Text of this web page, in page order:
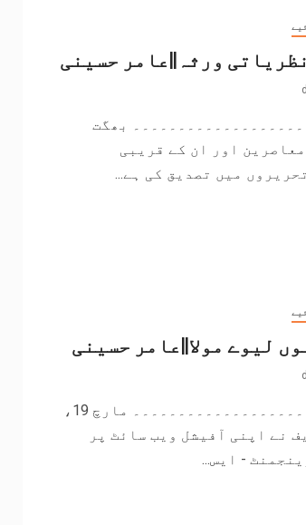
ورثہ||عامر حسینی
بھگت
اور ان کے قریبی
میں تصدیق کی ہے...
لیوے مولا||عامر حسینی
عامرحسینی ۔۔۔۔۔۔۔۔۔۔۔۔۔۔۔۔۔۔۔۔۔۔۔۔ مارچ 19،
ایف نے اپنی آفیشل ویب سائٹ پر
- ایس...